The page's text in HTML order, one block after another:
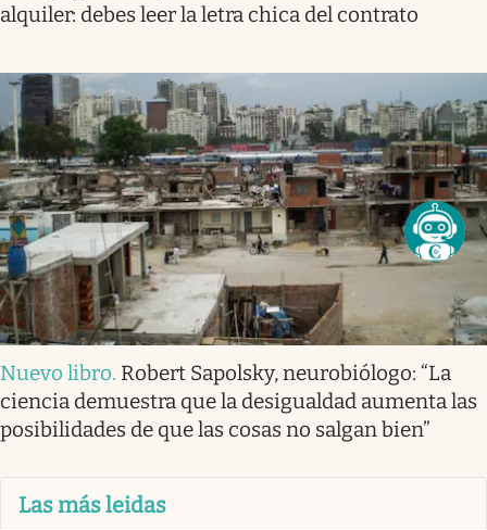
alquiler: debes leer la letra chica del contrato
Nuevo libro. Robert Sapolsky, neurobiólogo: “La
ciencia demuestra que la desigualdad aumenta las
posibilidades de que las cosas no salgan bien”
Las más leidas